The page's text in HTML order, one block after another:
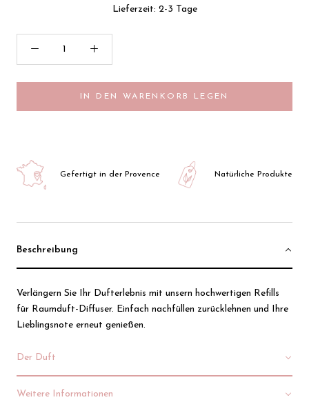
Lieferzeit: 2-3 Tage
IN DEN WARENKORB LEGEN
Gefertigt in der Provence Natürliche Produkte
Beschreibung
Verlängern Sie Ihr Dufterlebnis mit unsern hochwertigen Refills
für Raumduft-Diffuser. Einfach nachfüllen zurücklehnen und Ihre
Lieblingsnote erneut genießen.
Der Duft
Weitere Informationen